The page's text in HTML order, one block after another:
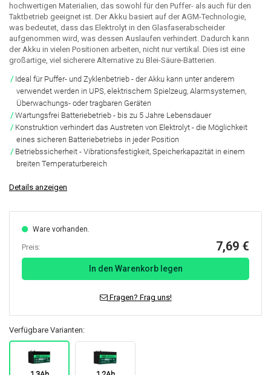
hochwertigen Materialien, das sowohl für den Puffer- als auch für den
Taktbetrieb geeignet ist. Der Akku basiert auf der AGM-Technologie,
was bedeutet, dass das Elektrolyt in den Glasfaserabscheider
aufgenommen wird, was dessen Auslaufen verhindert. Dadurch kann
der Akku in vielen Positionen arbeiten, nicht nur vertikal. Dies ist eine
großartige, viel sicherere Alternative zu Blei-Säure-Batterien.
Ideal für Puffer- und Zyklenbetrieb - der Akku kann unter anderem
verwendet werden in UPS, elektrischem Spielzeug, Alarmsystemen,
Überwachungs- oder tragbaren Geräten
Wartungsfrei Batteriebetrieb - bis zu 5 Jahre Lebensdauer
Konstruktion verhindert das Austreten von Elektrolyt - die Möglichkeit
eines sicheren Batteriebetriebs in jeder Position
Betriebssicherheit - Vibrationsfestigkeit, Speicherkapazität in einem
breiten Temperaturbereich
Details anzeigen
Ware vorhanden.
Preis: 7,69 €
In den Warenkorb legen
Fragen? Frag uns!
Verfügbare Varianten: